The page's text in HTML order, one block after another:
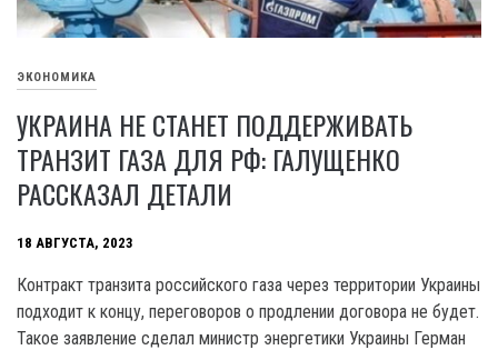
ЭКОНОМИКА
УКРАИНА НЕ СТАНЕТ ПОДДЕРЖИВАТЬ
ТРАНЗИТ ГАЗА ДЛЯ РФ: ГАЛУЩЕНКО
РАССКАЗАЛ ДЕТАЛИ
18 АВГУСТА, 2023
Контракт транзита российского газа через территории Украины
подходит к концу, переговоров о продлении договора не будет.
Такое заявление сделал министр энергетики Украины Герман